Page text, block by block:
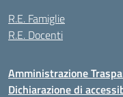
R.E. Famiglie
R.E. Docenti
Amministrazione
Dichiarazione di